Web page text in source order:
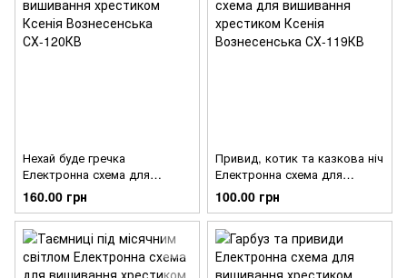
Нехай буде гречка
Електронна схема для
вишивання хрестиком Ксенія
Вознесенська СХ-120КВ
160.00 грн
Привид, котик та казкова ніч
Електронна схема для
вишивання хрестиком Ксенія
Вознесенська СХ-119КВ
100.00 грн